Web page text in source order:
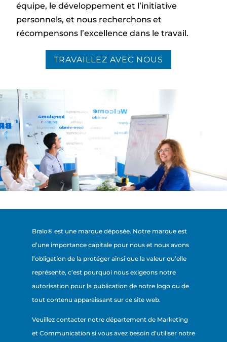
équipe, le développement et l’initiative
personnels, et nous recherchons et
récompensons l’excellence dans le travail.
TRAVAILLEZ AVEC NOUS
Bralo® est une marque déposée. Notre marque est
d’une importance capitale pour nous et nous avons
l’obligation de la protéger ainsi que la valeur qu’elle
représente, c’est pourquoi nous exigeons notre
autorisation pour la publication de notre logo ou de
tout contenu apparaissant sur ce site web.
Veuillez contacter notre département de Marketing
et Communication si vous avez besoin d’utiliser notre